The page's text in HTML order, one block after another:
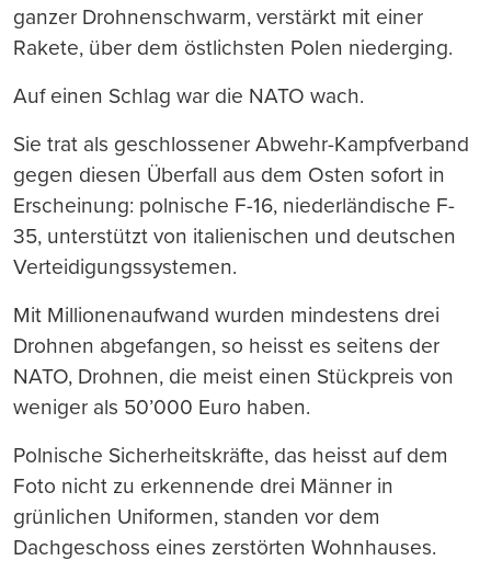
ganzer Drohnenschwarm, verstärkt mit einer
Rakete, über dem östlichsten Polen niederging.
Auf einen Schlag war die NATO wach.
Sie trat als geschlossener Abwehr-Kampfverband
gegen diesen Überfall aus dem Osten sofort in
Erscheinung: polnische F-16, niederländische F-
35, unterstützt von italienischen und deutschen
Verteidigungssystemen.
Mit Millionenaufwand wurden mindestens drei
Drohnen abgefangen, so heisst es seitens der
NATO, Drohnen, die meist einen Stückpreis von
weniger als 50’000 Euro haben.
Polnische Sicherheitskräfte, das heisst auf dem
Foto nicht zu erkennende drei Männer in
grünlichen Uniformen, standen vor dem
Dachgeschoss eines zerstörten Wohnhauses.